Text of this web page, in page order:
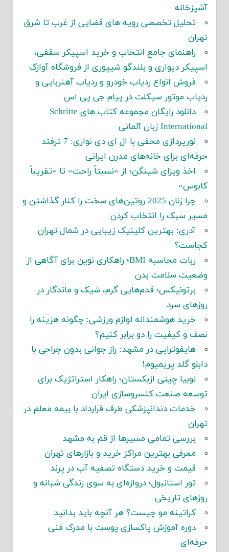
آشپزخانه
تحلیل تخصصی رویه های قضایی از غرب تا شرق
تهران
راهنمای جامع انتخاب و خرید اسپیکر سقفی،
اسپیکر دیواری و بلندگو شیپوری از فروشگاه آوازک
فروش انواع ردیاب خودرو و ردیاب آهنربایی و
ردیاب موتور سیکلت در پیام جی پی اس
دانلود رایگان مجموعه کتاب های Schritte
International زبان آلمانی
نورپردازی مخفی با ال ای دی نواری: 7 ترفند
حرفه‌ای برای خانه‌های مدرن ایرانی
اخذ ویزای شینگن؛ از «نسبتاً راحت» تا «تقریباً
کابوس»
چرا زنان 2025 روتین‌های سخت را کنار گذاشتن و
مسیر سبک را انتخاب کردن
آدری: بهترین کلینیک زیبایی در شمال تهران
کجاست؟
ربات محاسبه BMI؛ راهکاری نوین برای آگاهی از
وضعیت سلامت بدن
برتونیکس؛ قدم‌هایی گرم، شیک و ماندگار در
روزهای سرد
خرید هوشمندانه لوازم ورزشی: چگونه هزینه را
نصف و کیفیت را دو برابر کنیم؟
هایفوتراپی در مشهد: راز جوانی بدون جراحی با
دابلو گلد پریمیوم!
لوبیا چیتی ازبکستان؛ راهکار استراتژیک برای
توسعه صنعت کنسروسازی ایران
خدمات دندانپزشکی طرف قرارداد با بیمه معلم در
تهران
بررسی تمامی مسیرها از قم به مشهد
معرفی بهترین مراکز خرید و بازارهای تهران
قیمت و خرید دستگاه تصفیه آب در پرند
تور استانبول؛ دروازه‌ای به سوی زندگی شبانه و
روزهای تاریخی
کراتینه مو چیست؟ هر آنچه باید بدانید
دوره آموزش پاکسازی پوست با مدرک فنی
حرفه‌ای